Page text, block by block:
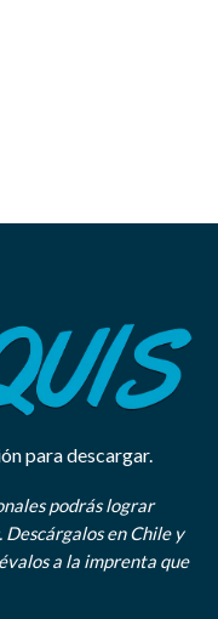
para descargar.
podrás lograr
en Chile y
a la imprenta que